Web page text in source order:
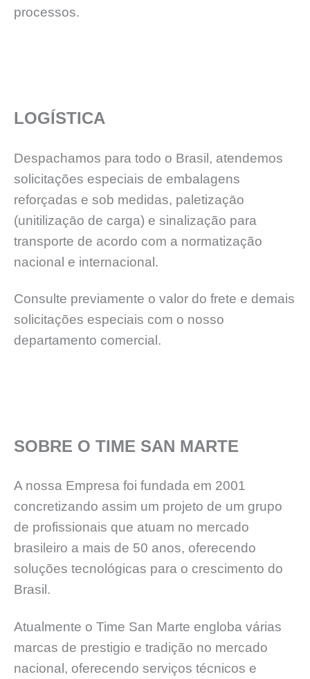
processos.
LOGÍSTICA
Despachamos para todo o Brasil, atendemos
solicitações especiais de embalagens
reforçadas e sob medidas, paletizaçāo
(unitilizaçāo de carga) e sinalização para
transporte de acordo com a normatização
nacional e internacional.
Consulte previamente o valor do frete e demais
solicitações especiais com o nosso
departamento comercial.
SOBRE O TIME SAN MARTE
A nossa Empresa foi fundada em 2001
concretizando assim um projeto de um grupo
de profissionais que atuam no mercado
brasileiro a mais de 50 anos, oferecendo
soluções tecnológicas para o crescimento do
Brasil.
Atualmente o Time San Marte engloba várias
marcas de prestigio e tradição no mercado
nacional, oferecendo serviços técnicos e